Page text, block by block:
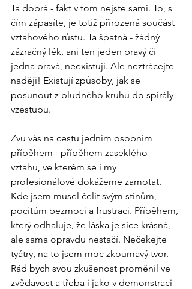
Ta dobrá - fakt v tom nejste sami. To, s
čím zápasíte, je totiž přirozená součást
vztahového růstu. Ta špatná - žádný
zázračný lék, ani ten jeden pravý či
jedna pravá, neexistují. Ale neztrácejte
naději! Existují způsoby, jak se
posunout z bludného kruhu do spirály
vzestupu.
Zvu vás na cestu jedním osobním
příběhem - příběhem zaseklého
vztahu, ve kterém se i my
profesionálové dokážeme zamotat.
Kde jsem musel čelit svým stínům,
pocitům bezmoci a frustraci. Příběhem,
který odhaluje, že láska je sice krásná,
ale sama opravdu nestačí. Nečekejte
tyátry, na to jsem moc zkoumavý tvor.
Rád bych svou zkušenost proměnil ve
zvědavost a třeba i jako v demonstraci